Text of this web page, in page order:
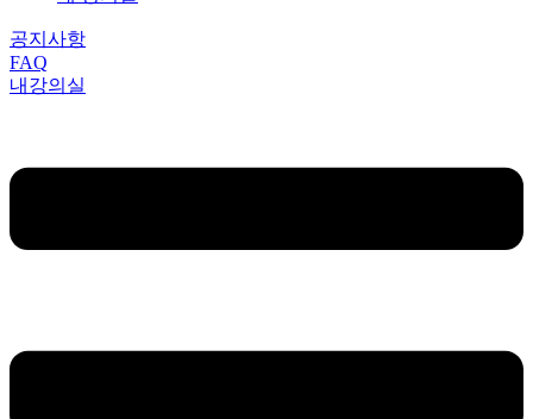
공지사항
FAQ
내강의실